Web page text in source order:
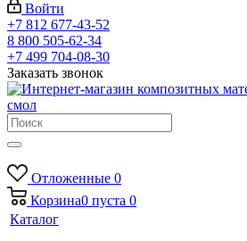
Войти
+7 812 677-43-52
8 800 505-62-34
+7 499 704-08-30
Заказать звонок
Отложенные 0
Корзина0 пуста 0
Каталог